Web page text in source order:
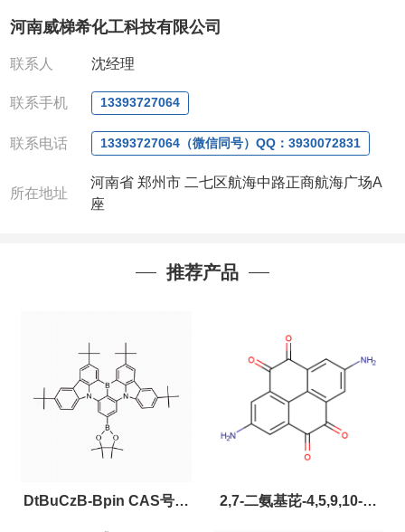
63377391/13393727064
QQ:3930072831
联系人: 沈晓东(欢迎致电,或QQ、微信联系)
河南威梯希化工科技有限公司
联系人 沈经理
联系手机 13393727064
联系电话 13393727064（微信同号）QQ：3930072831
所在地址
河南省 郑州市 二七区航海中路正商航海广场A
座
推荐产品
DtBuCzB-Bpin CAS号： 2,7-二氨基芘-4,5,9,10-四